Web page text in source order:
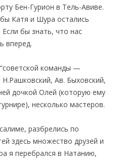
Бен-Гурион в Тель-Авиве.
Катя и Шура остались
бы знать, что нас
вперед.
команды —
Ав. Быховский,
дочкой Олей (которую ему
несколько мастеров.
разбрелись по
здесь множество друзей и
я перебрался в Натанию,